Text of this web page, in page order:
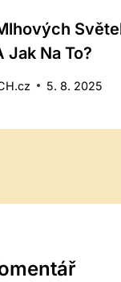
Jak Na To?
5. 8. 2025